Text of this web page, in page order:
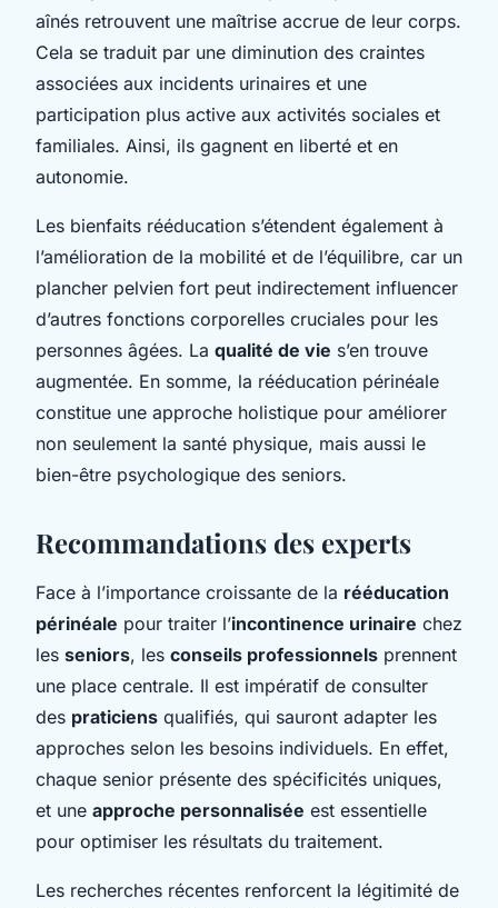
aînés retrouvent une maîtrise accrue de leur corps.
Cela se traduit par une diminution des craintes
associées aux incidents urinaires et une
participation plus active aux activités sociales et
familiales. Ainsi, ils gagnent en liberté et en
autonomie.
Les bienfaits rééducation s’étendent également à
l’amélioration de la mobilité et de l’équilibre, car un
plancher pelvien fort peut indirectement influencer
d’autres fonctions corporelles cruciales pour les
personnes âgées. La qualité de vie s’en trouve
augmentée. En somme, la rééducation périnéale
constitue une approche holistique pour améliorer
non seulement la santé physique, mais aussi le
bien-être psychologique des seniors.
Recommandations des experts
Face à l’importance croissante de la rééducation
périnéale pour traiter l’incontinence urinaire chez
les seniors, les conseils professionnels prennent
une place centrale. Il est impératif de consulter
des praticiens qualifiés, qui sauront adapter les
approches selon les besoins individuels. En effet,
chaque senior présente des spécificités uniques,
et une approche personnalisée est essentielle
pour optimiser les résultats du traitement.
Les recherches récentes renforcent la légitimité de